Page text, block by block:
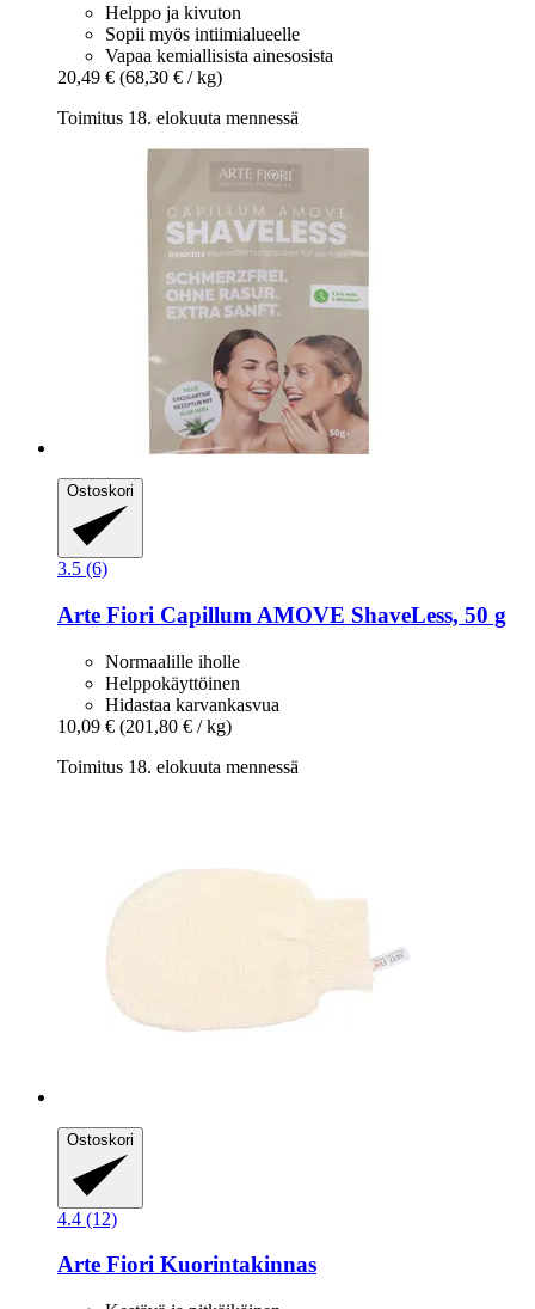
Helppo ja kivuton
Sopii myös intiimialueelle
Vapaa kemiallisista ainesosista
20,49 € (68,30 € / kg)
Toimitus 18. elokuuta mennessä
Ostoskori
3.5 (6)
Arte Fiori Capillum AMOVE ShaveLess, 50 g
Normaalille iholle
Helppokäyttöinen
Hidastaa karvankasvua
10,09 € (201,80 € / kg)
Toimitus 18. elokuuta mennessä
Ostoskori
4.4 (12)
Arte Fiori Kuorintakinnas